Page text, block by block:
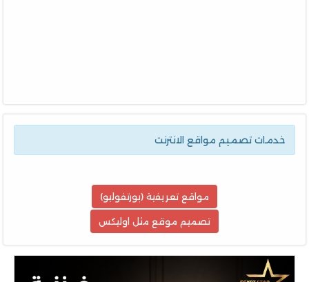
خدمات تصميم مواقع الانترنت
مواقع تعريفية (بورتفوليو)
تصميم موقع مثل اوليكس